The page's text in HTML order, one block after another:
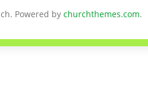
Powered bychurchthemes.com.